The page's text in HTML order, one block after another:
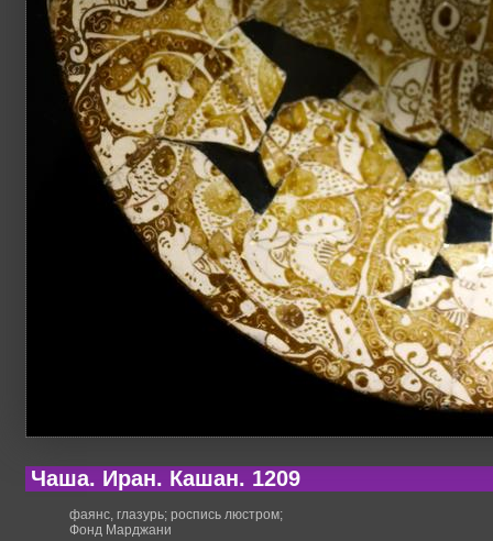
Чаша. Иран. Кашан. 1209
фаянс, глазурь; роспись люстром;
Фонд Марджани